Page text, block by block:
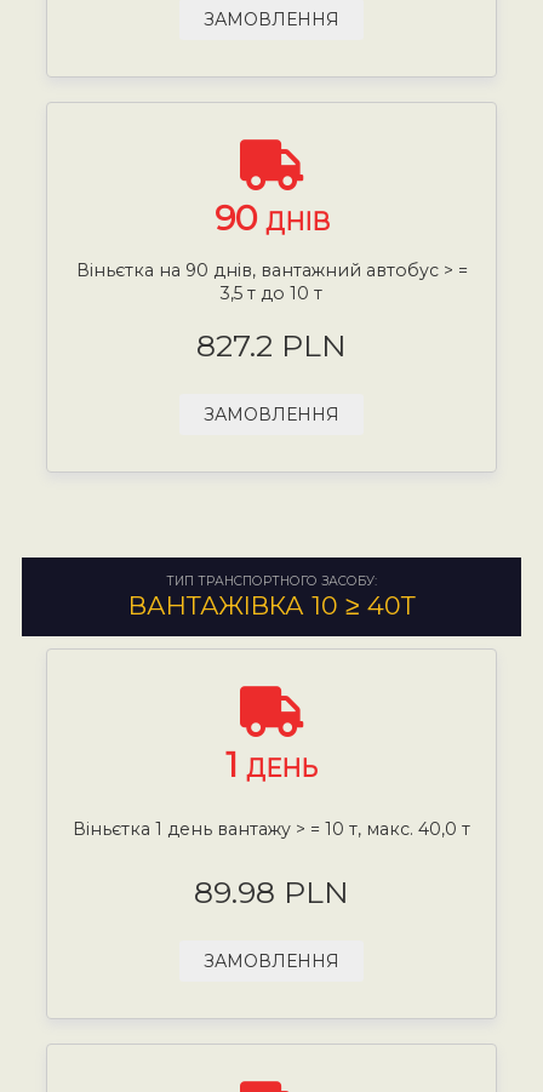
ЗАМОВЛЕННЯ
90 ДНІВ
Віньєтка на 90 днів, вантажний автобус > =
3,5 т до 10 т
827.2 PLN
ЗАМОВЛЕННЯ
ТИП ТРАНСПОРТНОГО ЗАСОБУ:
ВАНТАЖІВКА 10 ≥ 40Т
1 ДЕНЬ
Віньєтка 1 день вантажу > = 10 т, макс. 40,0 т
89.98 PLN
ЗАМОВЛЕННЯ